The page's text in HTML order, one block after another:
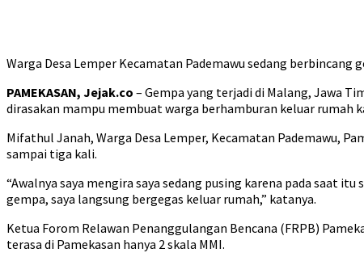
Warga Desa Lemper Kecamatan Pademawu sedang berbincang
PAMEKASAN, Jejak.co – Gempa yang terjadi di Malang, Jawa
dirasakan mampu membuat warga berhamburan keluar rumah
Mifathul Janah, Warga Desa Lemper, Kecamatan Pademawu,
sampai tiga kali.
“Awalnya saya mengira saya sedang pusing karena pada saat
gempa, saya langsung bergegas keluar rumah,” katanya.
Ketua Forom Relawan Penanggulangan Bencana (FRPB)
terasa di Pamekasan hanya 2 skala MMI.